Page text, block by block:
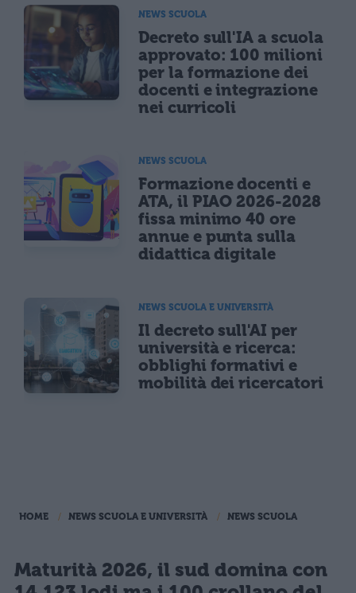
NEWS SCUOLA
Decreto sull'IA a scuola
approvato: 100 milioni
per la formazione dei
docenti e integrazione
nei curricoli
NEWS SCUOLA
Formazione docenti e
ATA, il PIAO 2026-2028
fissa minimo 40 ore
annue e punta sulla
didattica digitale
NEWS SCUOLA E UNIVERSITÀ
Il decreto sull'AI per
università e ricerca:
obblighi formativi e
mobilità dei ricercatori
HOME NEWS SCUOLA E UNIVERSITÀ NEWS SCUOLA
Maturità 2026, il sud domina con